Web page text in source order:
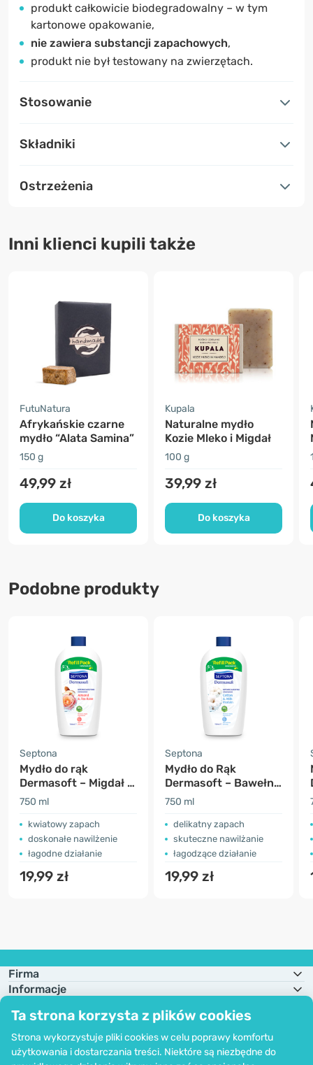
Ta strona korzysta z plików cookies
Strona wykorzystuje pliki cookies w celu poprawy komfortu
użytkowania i dostarczania treści. Niektóre są niezbędne do
produkt całkowicie biodegradowalny – w tym
kartonowe opakowanie,
nie zawiera substancji zapachowych,
produkt nie był testowany na zwierzętach.
Stosowanie
Składniki
Ostrzeżenia
Inni klienci kupili także
FutuNatura
Afrykańskie czarne
mydło “Alata Samina”
150 g
49,99 zł
Do koszyka
Kupala
Naturalne mydło
Kozie Mleko i Migdał
100 g
39,99 zł
Do koszyka
Podobne produkty
Septona
Mydło do rąk
Dermasoft – Migdał i
Róża
750 ml
kwiatowy zapach
doskonałe nawilżenie
łagodne działanie
19,99 zł
Septona
Mydło do Rąk
Dermasoft – Bawełna
i Mleko
750 ml
delikatny zapach
skuteczne nawilżanie
łagodzące działanie
19,99 zł
Firma
Informacje
Pomoc i zamówienia